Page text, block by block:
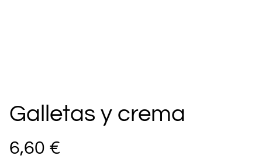
Galletas y crema
6,60 €